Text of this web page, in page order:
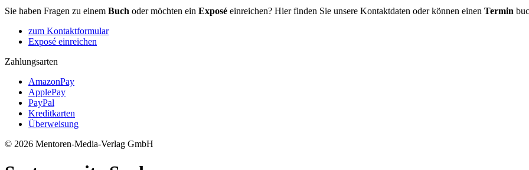
Sie haben Fragen zu einem Buch oder möchten ein Exposé einreichen? Hier finden Sie unsere Kontaktdaten oder können einen Termin
zum Kontaktformular
Exposé einreichen
Zahlungsarten
AmazonPay
ApplePay
PayPal
Kreditkarten
Überweisung
© 2026 Mentoren-Media-Verlag GmbH